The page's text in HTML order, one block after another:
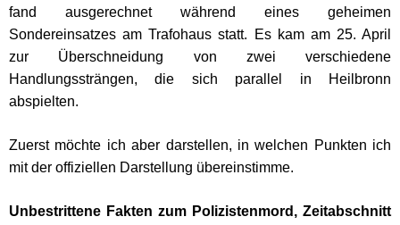
fand ausgerechnet während eines geheimen
Sondereinsatzes am Trafohaus statt. Es kam am 25. April
zur Überschneidung von zwei verschiedene
Handlungssträngen, die sich parallel in Heilbronn
abspielten.
Zuerst möchte ich aber darstellen, in welchen Punkten ich
mit der offiziellen Darstellung übereinstimme.
Unbestrittene Fakten zum Polizistenmord, Zeitabschnitt